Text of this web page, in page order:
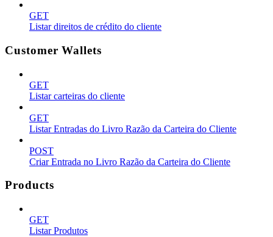
GET
Listar direitos de crédito do cliente
Customer Wallets
GET
Listar carteiras do cliente
GET
Listar Entradas do Livro Razão da Carteira do Cliente
POST
Criar Entrada no Livro Razão da Carteira do Cliente
Products
GET
Listar Produtos